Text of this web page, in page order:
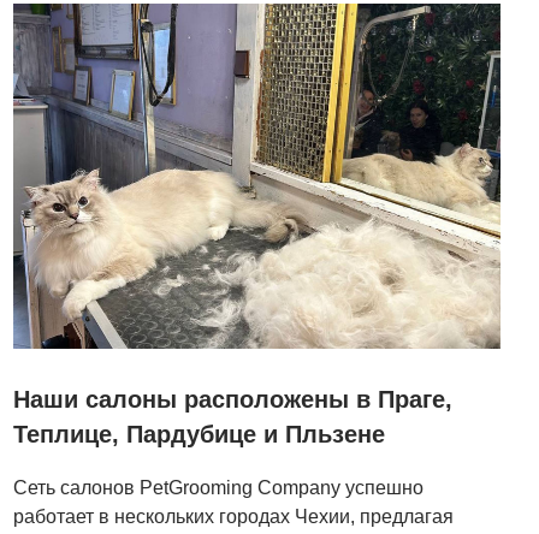
Наши салоны расположены в Праге,
Теплице, Пардубице и Пльзене
Сеть салонов PetGrooming Company успешно
работает в нескольких городах Чехии, предлагая